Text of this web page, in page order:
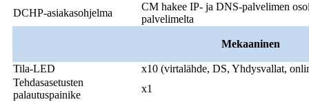
DCHP-asiakasohjelma
CM hakee IP- ja DNS-palvelimen
palvelimelta
Mekaaninen
Tila-LED
x10 (virtalähde, DS, Yhdysvallat,
Tehdasasetusten
palautuspainike
x1